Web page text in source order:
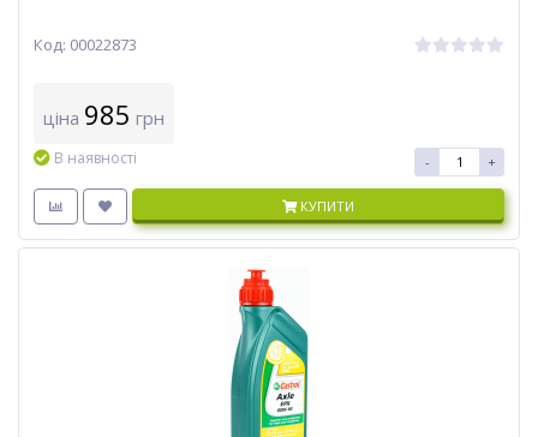
Код: 00022873
ціна 985 грн
В наявності - +
КУПИТИ